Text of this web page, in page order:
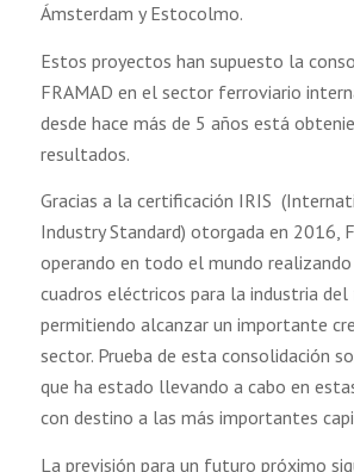
Ámsterdam y Estocolmo.
Estos proyectos han supuesto la
FRAMAD en el sector ferroviario
desde hace más de 5 años está
resultados.
Gracias a la certificación IRIS
Industry Standard) otorgada en 2016,
operando en todo el mundo
cuadros eléctricos para la industria
permitiendo alcanzar un importante
sector. Prueba de esta consolidación
que ha estado llevando a cabo en
con destino a las más importantes
La previsión para un futuro próximo